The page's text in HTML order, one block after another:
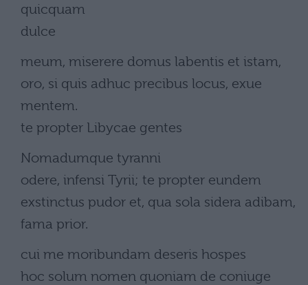
quicquam
dulce
meum, miserere domus labentis et istam,
oro, si quis adhuc precibus locus, exue
mentem.
te propter Libycae gentes
Nomadumque tyranni
odere, infensi Tyrii; te propter eundem
exstinctus pudor et, qua sola sidera adibam,
fama prior.
cui me moribundam deseris hospes
hoc solum nomen quoniam de coniuge